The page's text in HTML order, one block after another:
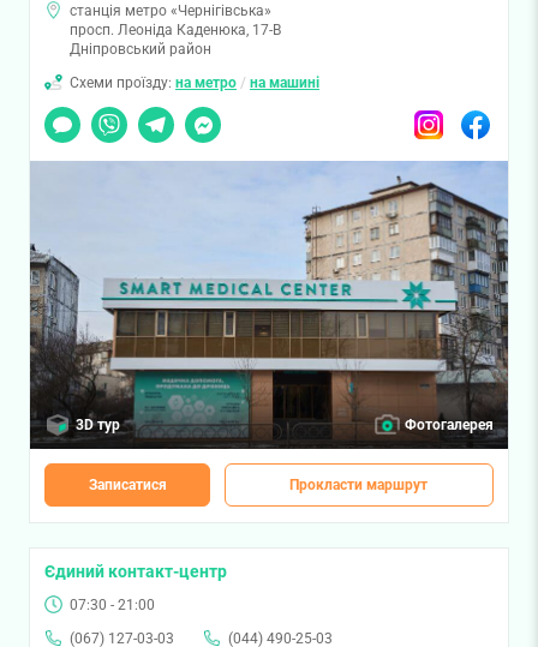
станція метро «Чернігівська»
просп. Леоніда Каденюка, 17-В
Дніпровський район
Схеми проїзду: на метро / на машині
Чат
Viber TelegramMessenger InstagramFacebook
3D тур Фотогалерея
Записатися Прокласти маршрут
Єдиний контакт-центр
07:30 - 21:00
(067) 127-03-03
(044) 490-25-03